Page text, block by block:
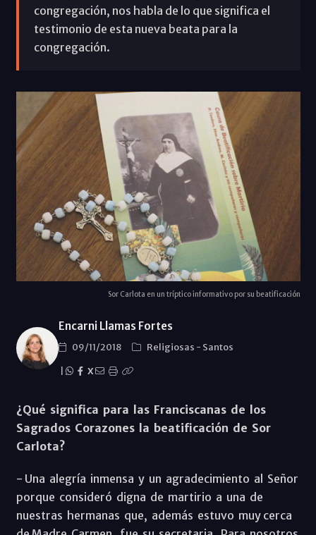
congregación, nos habla de lo que significa el
testimonio de esta nueva beata para la
congregación.
Sor Carlota en un tríptico informativo por su beatificación
Encarni Llamas Fortes
09/11/2018 Religiosas - Santos
X
¿Qué significa para las Franciscanas de los
Sagrados Corazones la beatificación de Sor
Carlota?
- Una alegría inmensa y un agradecimiento al Señor
porque consideró digna de martirio a una de
nuestras hermanas que, además estuvo muy cerca